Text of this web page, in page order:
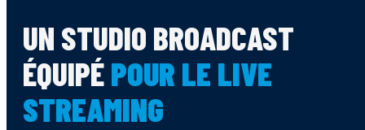
UN STUDIO BROADCAST
ÉQUIPÉPOUR LE LIVE
STREAMING